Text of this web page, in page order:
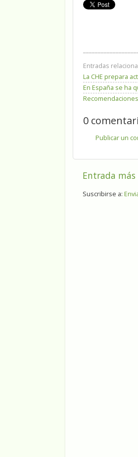
Entradas
La CHE prepara
En España se ha
0
Publicar un
Entrada
Suscribirse a: